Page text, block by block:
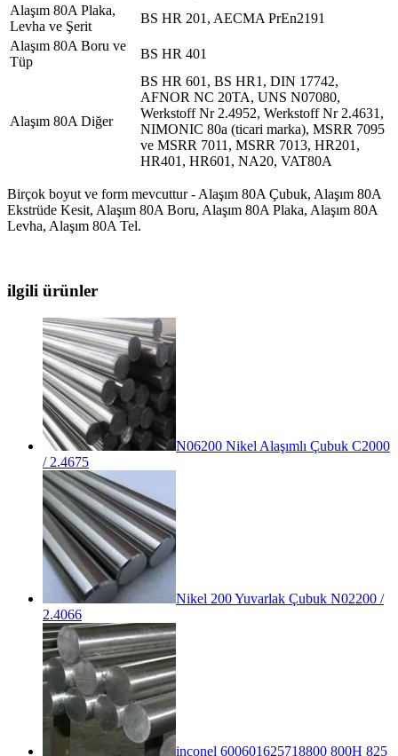
Alaşım 80A Plaka,
Levha ve Şerit
BS HR 201, AECMA PrEn2191
Alaşım 80A Boru ve
Tüp
BS HR 401
Alaşım 80A Diğer
BS HR 601, BS HR1, DIN 17742,
AFNOR NC 20TA, UNS N07080,
Werkstoff Nr 2.4952, Werkstoff Nr 2.4631,
NIMONIC 80a (ticari marka), MSRR 7095
ve MSRR 7011, MSRR 7013, HR201,
HR401, HR601, NA20, VAT80A
Birçok boyut ve form mevcuttur - Alaşım 80A Çubuk, Alaşım 80A
Ekstrüde Kesit, Alaşım 80A Boru, Alaşım 80A Plaka, Alaşım 80A
Levha, Alaşım 80A Tel.
ilgili ürünler
N06200 Nikel Alaşımlı Çubuk C2000
/ 2.4675
Nikel 200 Yuvarlak Çubuk N02200 /
2.4066
inconel 600601625718800 800H 825